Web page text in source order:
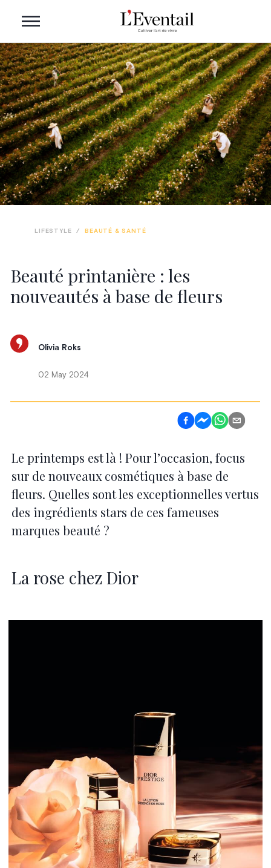
Beauté printanière : les
nouveautés à base de fleurs
LIFESTYLE / BEAUTÉ & SANTÉ
Olivia Roks
02 May 2024
Le printemps est là ! Pour l’occasion, focus
sur de nouveaux cosmétiques à base de
fleurs. Quelles sont les exceptionnelles vertus
des ingrédients stars de ces fameuses
marques beauté ?
La rose chez Dior